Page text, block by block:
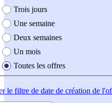
Trois jours
Une semaine
Deux semaines
Un mois
Toutes les offres
le filtre de date de création de